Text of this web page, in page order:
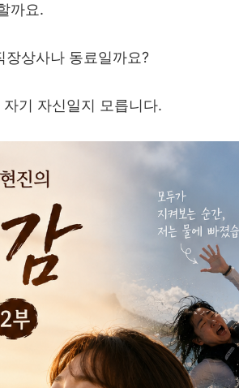
까요.
장상사나 동료일까요?
자기 자신일지 모릅니다.